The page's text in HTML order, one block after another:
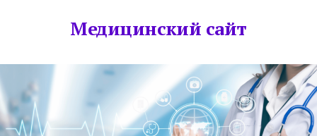
Медицинский сайт